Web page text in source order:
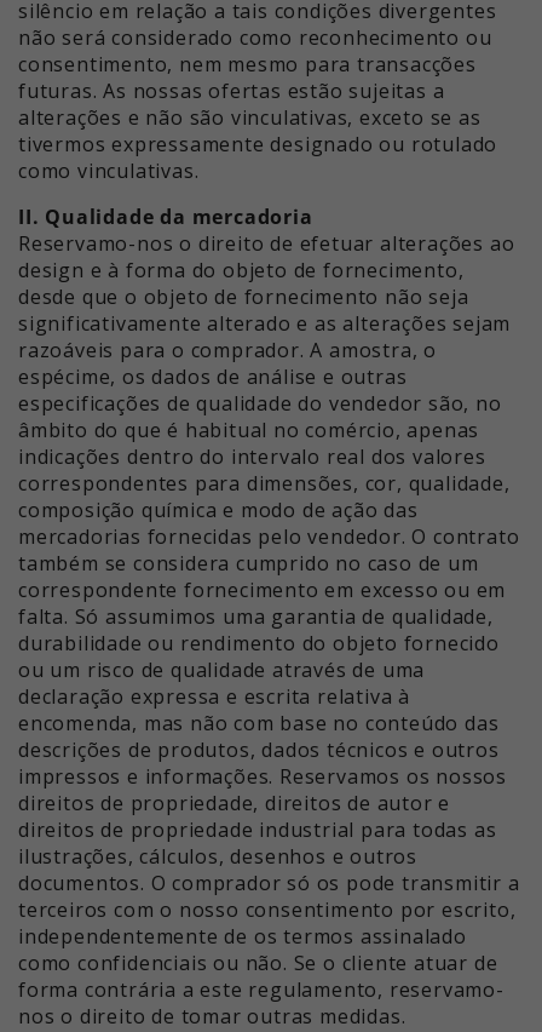
silêncio em relação a tais condições divergentes
não será considerado como reconhecimento ou
consentimento, nem mesmo para transacções
futuras. As nossas ofertas estão sujeitas a
alterações e não são vinculativas, exceto se as
tivermos expressamente designado ou rotulado
como vinculativas.
II. Qualidade da mercadoria
Reservamo-nos o direito de efetuar alterações ao
design e à forma do objeto de fornecimento,
desde que o objeto de fornecimento não seja
significativamente alterado e as alterações sejam
razoáveis para o comprador. A amostra, o
espécime, os dados de análise e outras
especificações de qualidade do vendedor são, no
âmbito do que é habitual no comércio, apenas
indicações dentro do intervalo real dos valores
correspondentes para dimensões, cor, qualidade,
composição química e modo de ação das
mercadorias fornecidas pelo vendedor. O contrato
também se considera cumprido no caso de um
correspondente fornecimento em excesso ou em
falta. Só assumimos uma garantia de qualidade,
durabilidade ou rendimento do objeto fornecido
ou um risco de qualidade através de uma
declaração expressa e escrita relativa à
encomenda, mas não com base no conteúdo das
descrições de produtos, dados técnicos e outros
impressos e informações. Reservamos os nossos
direitos de propriedade, direitos de autor e
direitos de propriedade industrial para todas as
ilustrações, cálculos, desenhos e outros
documentos. O comprador só os pode transmitir a
terceiros com o nosso consentimento por escrito,
independentemente de os termos assinalado
como confidenciais ou não. Se o cliente atuar de
forma contrária a este regulamento, reservamo-
nos o direito de tomar outras medidas.
Objetivo
Este valor guarda as suas
definições de consentimento. Entre
outras coisas, um ID gerado
aleatoriamente para o
armazenamento histórico das
definições que efectuou, se o
definido.
Objetivo
acompanhar a utilização do sítio
Web para o relatório analítico do
sítio Web. Os cookies armazenam
informações de forma anónima e
atribuem um número gerado
aleatoriamente para identificar
visitantes únicos.
Nome _ga_xxxxxxxxxx
Fornecedor Google LLC
Tempo de
execução
2 anos
Objetivo
Utilizado para obter o estado da
sessão.